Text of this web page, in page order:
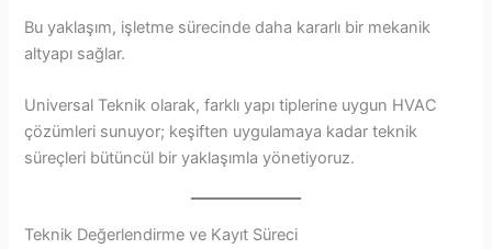
Bu yaklaşım, işletme sürecinde daha kararlı bir mekanik
altyapı sağlar.
Universal Teknik olarak, farklı yapı tiplerine uygun HVAC
çözümleri sunuyor; keşiften uygulamaya kadar teknik
süreçleri bütüncül bir yaklaşımla yönetiyoruz.
Teknik Değerlendirme ve Kayıt Süreci